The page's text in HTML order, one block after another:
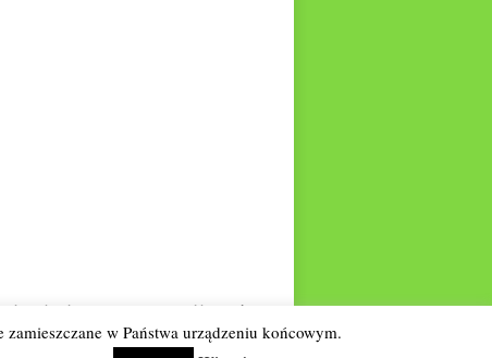
w Państwa urządzeniu końcowym.
theme by Theme4Press • Powered by WordPress